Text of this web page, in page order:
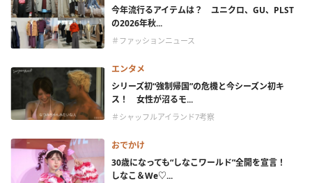
今年流行るアイテムは？ ユニクロ、GU、PLST
の2026年秋...
＃ファッションニュース
エンタメ
シリーズ初“強制帰国”の危機と今シーズン初キ
ス！ 女性が沼るモ...
＃シャッフルアイランド7考察
おでかけ
30歳になっても“しなこワールド”全開を宣言！
しなこ＆We♡...